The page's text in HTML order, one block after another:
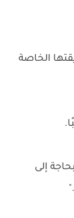
الخاصة
إلى